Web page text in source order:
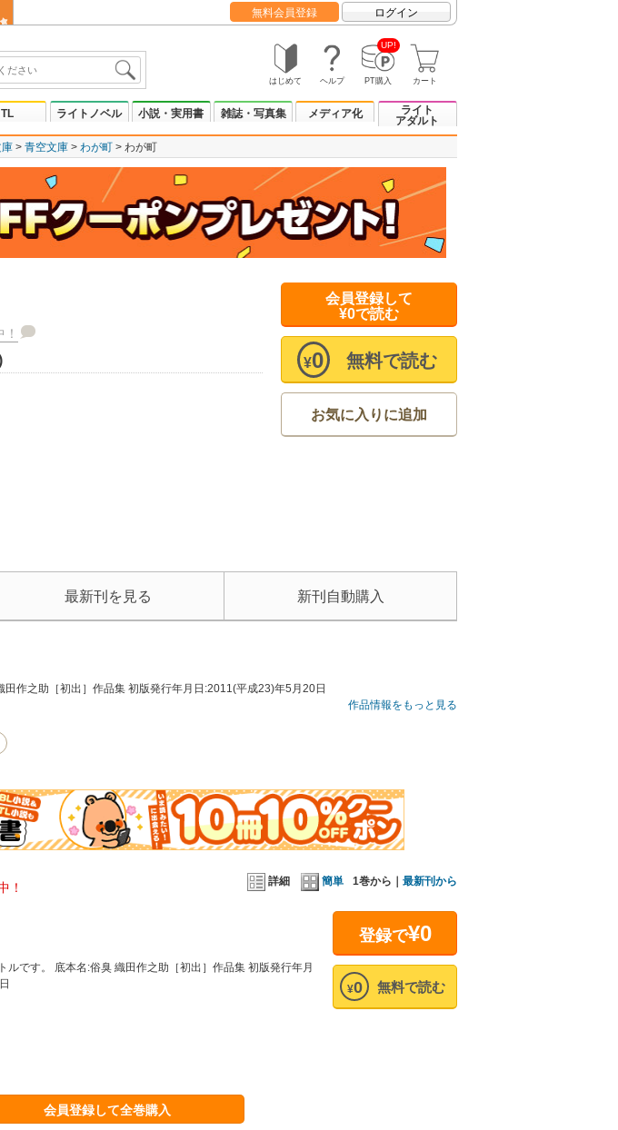
無料会員登録 ログイン
はじめて ヘルプ
UP!
PT購入 カート
TL ライトノベル 小説・実用書 雑誌・写真集 メディア化
ライト
アダルト
青空文庫 わが町 わが町
会員登録して
¥0で読む
無料で読む
¥0
お気に入りに追加
最新刊を見る 新刊自動購入
作之助［初出］作品集 初版発行年月日:2011(平成23)年5月20日
作品情報をもっと見る
詳細 簡単 1巻から｜ 最新刊から
！
登録で¥0
無料で読む
¥0
ルです。 底本名:俗臭 織田作之助［初出］作品集 初版発行年月
会員登録して全巻購入